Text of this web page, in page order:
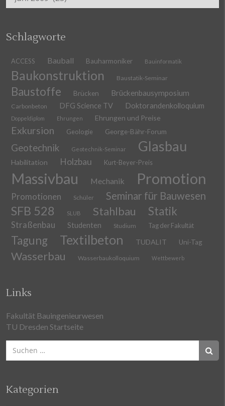
Schlagworte
ACCESS Bauball Bauharmoniker Bauinformatik
Baukonstruktion Baustatik-Seminar
Baustoffe Brücken Brückenbausymposium
Carbonbeton DFG Science TV Doktorandenkolloquium
Doppeldiplom Ehrungen Ehrungen und Preise
Exkursion Geologie George-Bähr-Forum
Geotechnik Geotechnik-Seminar Glasbau
Habilitation Holzbau Kurt-Beyer-Preis
Massivbau Mechanik Promotion
Promotionen Schüler Seminar für Bauwesen
SFB 528 SLUB Stahlbau Statik
Straßenbau Studenten Studium Tag der Fakultät
Tagung Textilbeton TUDALIT Uni-Tag
Wasserbau Wasserbaukolloquium Wettbewerb
Links
Fakultät Bauingenieurwesen
TU Dresden Startseite
Suchen
nach:
Kategorien